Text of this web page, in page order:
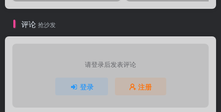
评论 抢沙发
请登录后发表评论
登录 注册